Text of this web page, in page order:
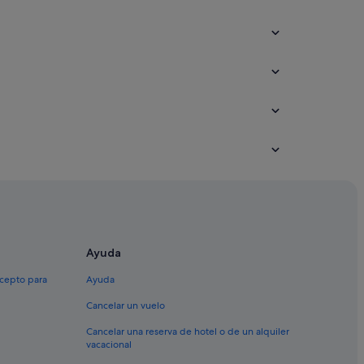
para
Ayuda
Ayuda
Cancelar un vuelo
Cancelar una reserva de hotel o de un alquiler
vacacional